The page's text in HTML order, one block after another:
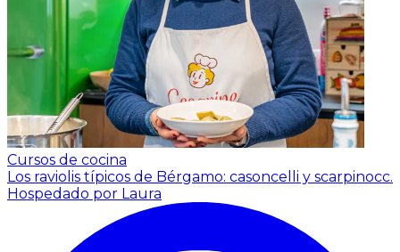
Cursos de cocina
Los raviolis típicos de Bérgamo: casoncelli y scarpinocc.
Hospedado por Laura